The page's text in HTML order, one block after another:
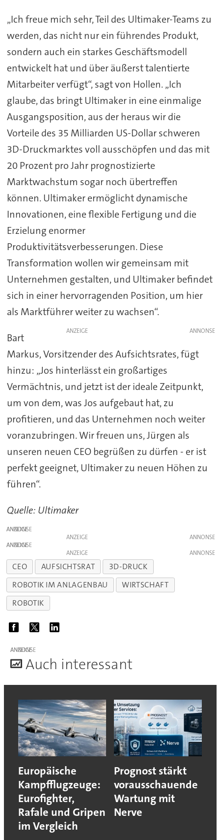
„Ich freue mich sehr, Teil des Ultimaker-Teams zu
werden, das nicht nur ein führendes Produkt,
sondern auch ein starkes Geschäftsmodell
entwickelt hat und über äußerst talentierte
Mitarbeiter verfügt“, sagt von Hollen. „Ich
glaube, das bringt Ultimaker in eine einmalige
Ausgangsposition, aus der heraus wir die
Vorteile des 35 Milliarden US-Dollar schweren
3D-Druckmarktes voll ausschöpfen und das mit
20 Prozent pro Jahr prognostizierte
Marktwachstum sogar noch übertreffen
können. Ultimaker ermöglicht dynamische
Innovationen, eine flexible Fertigung und die
Erzielung enormer
Produktivitätsverbesserungen. Diese
Transformation wollen wir gemeinsam mit
Unternehmen gestalten, und Ultimaker befindet
sich in einer hervorragenden Position, um hier
als Marktführer weiter zu wachsen“.
ANZEIGE
Bart
Markus, Vorsitzender des Aufsichtsrates, fügt
hinzu: „Jos hinterlässt ein großartiges
Vermächtnis, und jetzt ist der ideale Zeitpunkt,
um von dem, was Jos aufgebaut hat, zu
profitieren, und das Unternehmen noch weiter
voranzubringen. Wir freuen uns, Jürgen als
unseren neuen CEO begrüßen zu dürfen - er ist
perfekt geeignet, Ultimaker zu neuen Höhen zu
führen“.
Quelle: Ultimaker
ANZEIGE
ANZEIGE
ANZEIGE
ANZEIGE
CEO AUFSICHTSRAT
3D-DRUCK
ROBOTIK IM ANLAGENBAU
WIRTSCHAFT
ROBOTIK
ANZEIGE
Auch interessant
Europäische
Kampfflugzeuge:
Eurofighter,
Rafale und Gripen
im Vergleich
Prognost stärkt
vorausschauende
Wartung mit
Nerve